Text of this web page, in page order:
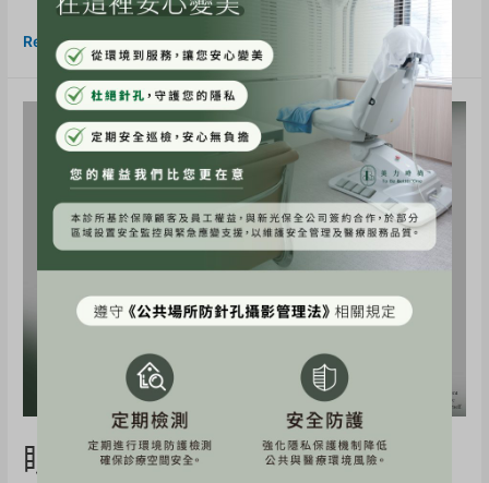
Read More »
眼周電波、音波比較｜鳳凰電